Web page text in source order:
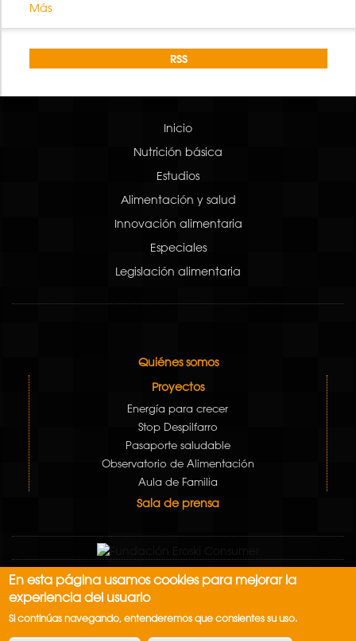
Más
RSS
Inicio
Nutrición básica
Estudios
Alimentación y salud
Innovación alimentaria
Especiales
Legislación alimentaria
Quiénes somos
Proyectos
Energía para crecer
Stop Despilfarro
Pasaporte saludable
Observatorio de Alimentación
Aula de Familia
Sala de prensa
Aviso Legal
Política de cookies
En esta página usamos cookies para mejorar la
experiencia del usuario
Si continúas navegando, entenderemos que consientes su uso.